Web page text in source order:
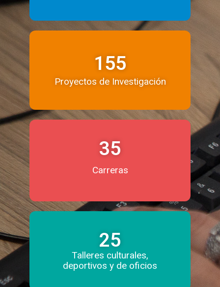
155
Proyectos de Investigación
35
Carreras
25
Talleres culturales,
deportivos y de oficios